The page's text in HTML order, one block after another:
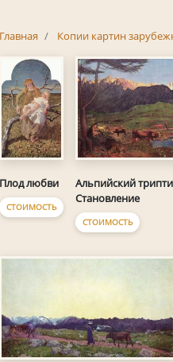
Главная Копии картин
Плод любви
СТОИМОСТЬ
Альпийский
Становление
СТОИМОСТЬ